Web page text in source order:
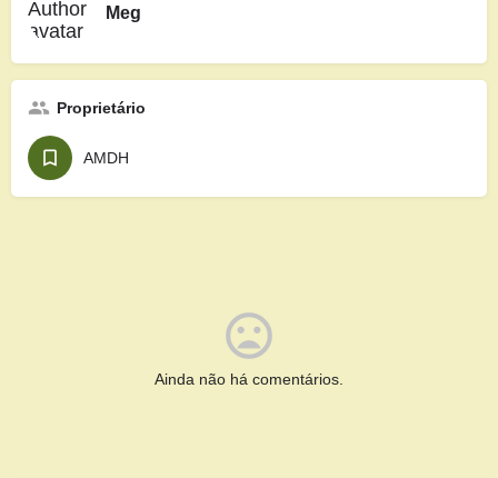
Meg
Proprietário
AMDH
Ainda não há comentários.